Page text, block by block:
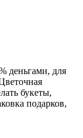
деньгами, для
букеты,
подарков,